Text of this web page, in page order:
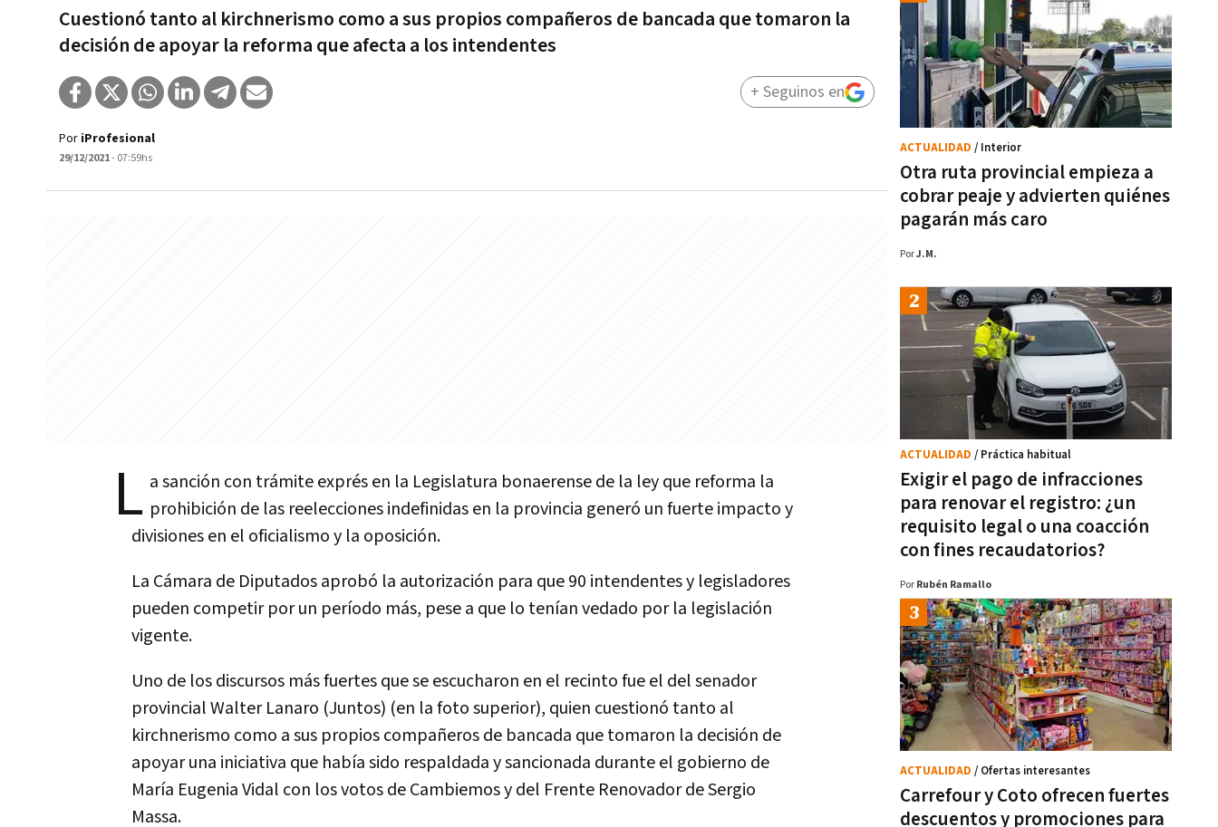
Cuestionó tanto al kirchnerismo como a sus propios compañeros de bancada que tomaron la
decisión de apoyar la reforma que afecta a los intendentes
Por iProfesional
29/12/2021- 07:59hs
+ Seguinos en
L a sanción con trámite exprés en la Legislatura bonaerense de la ley que reforma la
prohibición de las reelecciones indefinidas en la provincia generó un fuerte impacto y
divisiones en el oficialismo y la oposición.
La Cámara de Diputados aprobó la autorización para que 90 intendentes y legisladores
pueden competir por un período más, pese a que lo tenían vedado por la legislación
vigente.
Uno de los discursos más fuertes que se escucharon en el recinto fue el del senador
provincial Walter Lanaro (Juntos) (en la foto superior), quien cuestionó tanto al
kirchnerismo como a sus propios compañeros de bancada que tomaron la decisión de
apoyar una iniciativa que había sido respaldada y sancionada durante el gobierno de
María Eugenia Vidal con los votos de Cambiemos y del Frente Renovador de Sergio
Massa.
Otra ruta provincial empieza a
cobrar peaje y advierten quiénes
pagarán más caro
ACTUALIDAD / Interior
PorJ.M.
Exigir el pago de infracciones
para renovar el registro: ¿un
requisito legal o una coacción
con fines recaudatorios?
ACTUALIDAD / Práctica habitual
Por Rubén Ramallo
Carrefour y Coto ofrecen fuertes
descuentos y promociones para
ACTUALIDAD / Ofertas interesantes